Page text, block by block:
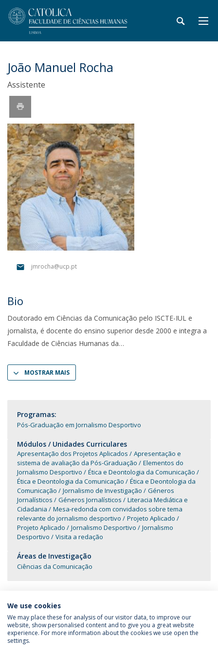
João Manuel Rocha
Assistente
jmrocha@ucp.pt
Bio
Doutorado em Ciências da Comunicação pelo ISCTE-IUL e
jornalista, é docente do ensino superior desde 2000 e integra a
Faculdade de Ciências Humanas da
MOSTRAR MAIS
Programas:
Pós-Graduação em Jornalismo Desportivo
Módulos / Unidades Curriculares
Apresentação dos Projetos Aplicados
Apresentação e
sistema de avaliação da Pós-Graduação
Elementos do
Jornalismo Desportivo
Ética e Deontologia da Comunicação
Ética e Deontologia da Comunicação
Ética e Deontologia da
Comunicação
Jornalismo de Investigação
Géneros
Jornalísticos
Géneros Jornalísticos
Literacia Mediática e
Cidadania
Mesa-redonda com convidados sobre tema
relevante do jornalismo desportivo
Projeto Aplicado
Projeto Aplicado
Jornalismo Desportivo
Jornalismo
Desportivo
Visita a redação
Áreas de Investigação
Ciências da Comunicação
Política de Privacidade
Termos & Condições
We use cookies
We may place these for analysis of our visitor data, to improve our
website, show personalised content and to give you a great website
experience. For more information about the cookies we use open the
settings.